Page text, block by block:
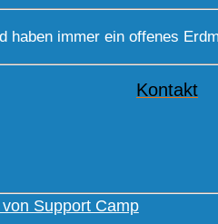
haben immer ein offenes
Kontakt
Support Camp